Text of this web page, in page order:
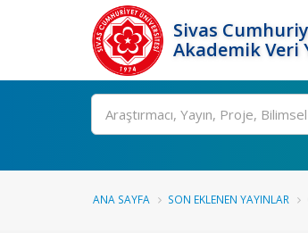
Sivas
Akademik Veri
Ara
ANA SAYFA SON EKLENEN YAYINLAR